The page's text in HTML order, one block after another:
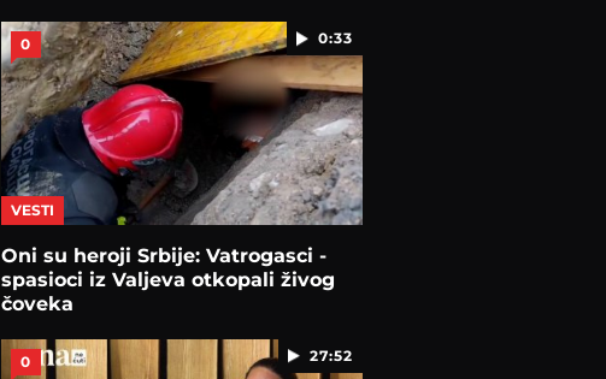
0:33
0
VESTI
Oni su heroji Srbije: Vatrogasci -
spasioci iz Valjeva otkopali živog
čoveka
27:52
0